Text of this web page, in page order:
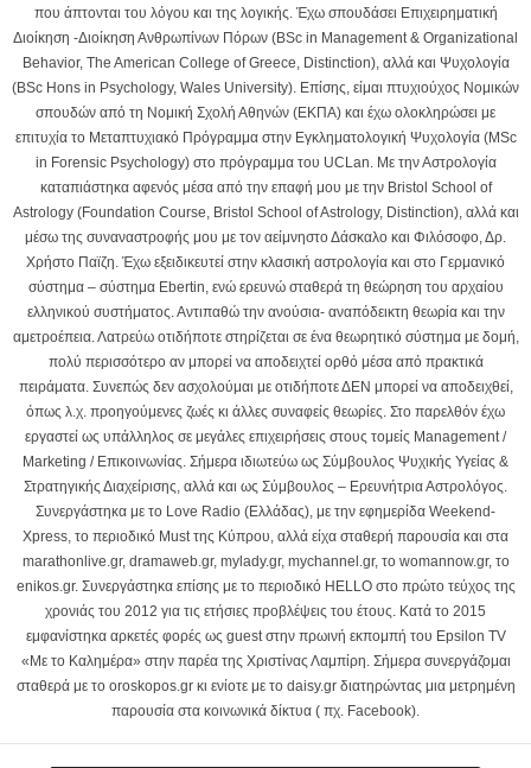
που άπτονται του λόγου και της λογικής. Έχω σπουδάσει Επιχειρηματική
Διοίκηση -Διοίκηση Ανθρωπίνων Πόρων (BSc in Management & Organizational
Behavior, The American College of Greece, Distinction), αλλά και Ψυχολογία
(BSc Hons in Psychology, Wales University). Επίσης, είμαι πτυχιούχος Νομικών
σπουδών από τη Νομική Σχολή Αθηνών (ΕΚΠΑ) και έχω ολοκληρώσει με
επιτυχία το Μεταπτυχιακό Πρόγραμμα στην Εγκληματολογική Ψυχολογία (MSc
in Forensic Psychology) στο πρόγραμμα του UCLan. Με την Αστρολογία
καταπιάστηκα αφενός μέσα από την επαφή μου με την Bristol School of
Astrology (Foundation Course, Bristol School of Astrology, Distinction), αλλά και
μέσω της συναναστροφής μου με τον αείμνηστο Δάσκαλο και Φιλόσοφο, Δρ.
Χρήστο Παϊζη. Έχω εξειδικευτεί στην κλασική αστρολογία και στο Γερμανικό
σύστημα – σύστημα Ebertin, ενώ ερευνώ σταθερά τη θεώρηση του αρχαίου
ελληνικού συστήματος. Αντιπαθώ την ανούσια- αναπόδεικτη θεωρία και την
αμετροέπεια. Λατρεύω οτιδήποτε στηρίζεται σε ένα θεωρητικό σύστημα με δομή,
πολύ περισσότερο αν μπορεί να αποδειχτεί ορθό μέσα από πρακτικά
πειράματα. Συνεπώς δεν ασχολούμαι με οτιδήποτε ΔΕΝ μπορεί να αποδειχθεί,
όπως λ.χ. προηγούμενες ζωές κι άλλες συναφείς θεωρίες. Στο παρελθόν έχω
εργαστεί ως υπάλληλος σε μεγάλες επιχειρήσεις στους τομείς Μanagement /
Marketing / Επικοινωνίας. Σήμερα ιδιωτεύω ως Σύμβουλος Ψυχικής Υγείας &
Στρατηγικής Διαχείρισης, αλλά και ως Σύμβουλος – Ερευνήτρια Αστρολόγος.
Συνεργάστηκα με το Love Radio (Ελλάδας), με την εφημερίδα Weekend-
Xpress, το περιοδικό Must της Κύπρου, αλλά είχα σταθερή παρουσία και στα
marathonlive.gr, dramaweb.gr, mylady.gr, mychannel.gr, το womannow.gr, το
enikos.gr. Συνεργάστηκα επίσης με το περιοδικό HELLO στο πρώτο τεύχος της
χρονιάς του 2012 για τις ετήσιες προβλέψεις του έτους. Κατά το 2015
εμφανίστηκα αρκετές φορές ως guest στην πρωινή εκπομπή του Epsilon TV
«Με το Καλημέρα» στην παρέα της Χριστίνας Λαμπίρη. Σήμερα συνεργάζομαι
σταθερά με το oroskopos.gr κι ενίοτε με το daisy.gr διατηρώντας μια μετρημένη
παρουσία στα κοινωνικά δίκτυα ( πχ. Facebook).